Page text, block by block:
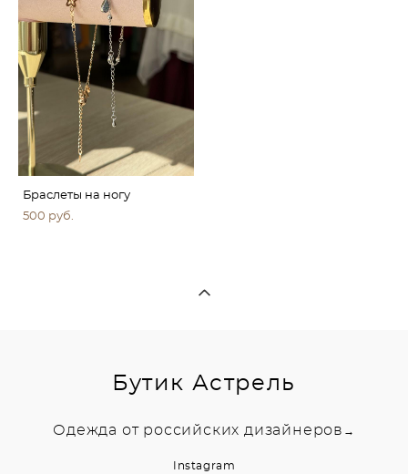
Браслеты на ногу
500 pуб.
Бутик Астрель
Одежда от российских дизайнеров →
Instagram